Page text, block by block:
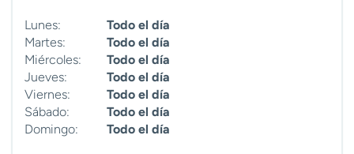
Lunes:
Todo el día
Martes:
Todo el día
Miércoles:
Todo el día
Jueves:
Todo el día
Viernes:
Todo el día
Sábado:
Todo el día
Domingo:
Todo el día